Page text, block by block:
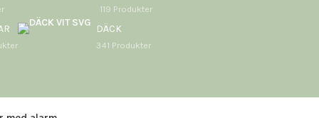
119 Produkter
DÄCK
341 Produkter